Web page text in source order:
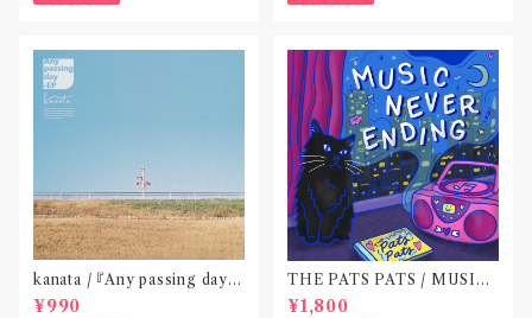
kanata / 『Any passing day -
EP』(CD作品)〝東京〟
¥990
THE PATS PATS / MUSIC
NEVER ENDING(CD作品)
¥1,800